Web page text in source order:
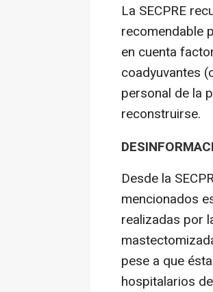
La SECPRE
recomendable
en cuenta
coadyuvantes
personal de la
reconstruirse.
Desde la
mencionados
realizadas por
pese a que
hospitalarios